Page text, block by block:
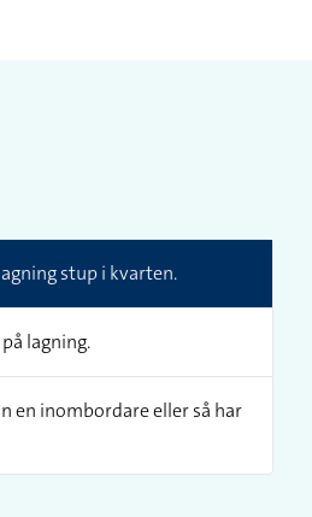
stup i kvarten.
lagning.
en inombordare eller så har